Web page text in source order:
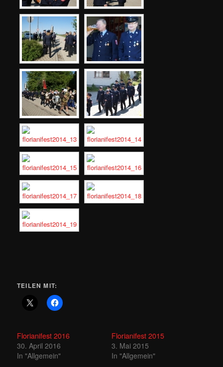
TEILEN MIT:
Florianifest 2016
30. April 2016
In "Allgemein"
Florianifest 2015
3. Mai 2015
In "Allgemein"